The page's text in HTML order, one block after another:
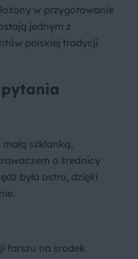
w przygotowanie
jednym z
polskiej tradycji
szklanką,
o średnicy
była ostra, dzięki
farszu na środek